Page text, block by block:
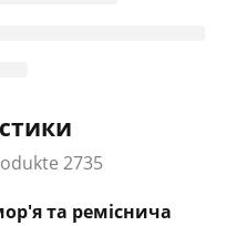
2735
та реміснича